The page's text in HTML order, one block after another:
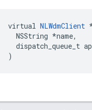
virtual NLWdmClient
  NSString *name,
dispatch_queue_t
)